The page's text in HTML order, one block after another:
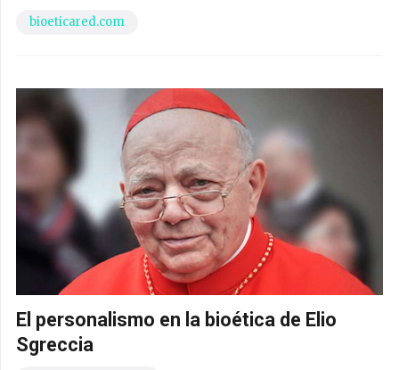
bioeticared.com
El personalismo en la bioética de Elio
Sgreccia